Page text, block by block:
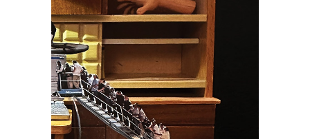
Esej uczestniczący o wczesnej starości i
zagadce rodzicielstwa.
53.00zł 34.45zł
KSIĄŻKA DO KOSZYKA